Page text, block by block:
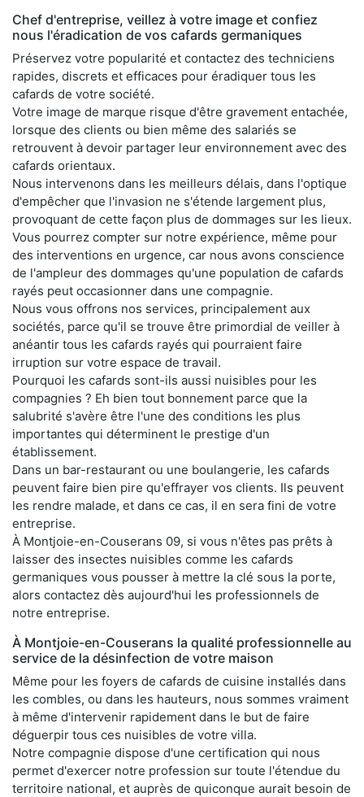
Chef d'entreprise, veillez à votre image et confiez
nous l'éradication de vos cafards germaniques
Préservez votre popularité et contactez des techniciens
rapides, discrets et efficaces pour éradiquer tous les
cafards de votre société.
Votre image de marque risque d'être gravement entachée,
lorsque des clients ou bien même des salariés se
retrouvent à devoir partager leur environnement avec des
cafards orientaux.
Nous intervenons dans les meilleurs délais, dans l'optique
d'empêcher que l'invasion ne s'étende largement plus,
provoquant de cette façon plus de dommages sur les lieux.
Vous pourrez compter sur notre expérience, même pour
des interventions en urgence, car nous avons conscience
de l'ampleur des dommages qu'une population de cafards
rayés peut occasionner dans une compagnie.
Nous vous offrons nos services, principalement aux
sociétés, parce qu'il se trouve être primordial de veiller à
anéantir tous les cafards rayés qui pourraient faire
irruption sur votre espace de travail.
Pourquoi les cafards sont-ils aussi nuisibles pour les
compagnies ? Eh bien tout bonnement parce que la
salubrité s'avère être l'une des conditions les plus
importantes qui déterminent le prestige d'un
établissement.
Dans un bar-restaurant ou une boulangerie, les cafards
peuvent faire bien pire qu'effrayer vos clients. Ils peuvent
les rendre malade, et dans ce cas, il en sera fini de votre
entreprise.
À Montjoie-en-Couserans 09, si vous n'êtes pas prêts à
laisser des insectes nuisibles comme les cafards
germaniques vous pousser à mettre la clé sous la porte,
alors contactez dès aujourd'hui les professionnels de
notre entreprise.
À Montjoie-en-Couserans la qualité professionnelle au
service de la désinfection de votre maison
Même pour les foyers de cafards de cuisine installés dans
les combles, ou dans les hauteurs, nous sommes vraiment
à même d'intervenir rapidement dans le but de faire
déguerpir tous ces nuisibles de votre villa.
Notre compagnie dispose d'une certification qui nous
permet d'exercer notre profession sur toute l'étendue du
territoire national, et auprès de quiconque aurait besoin de